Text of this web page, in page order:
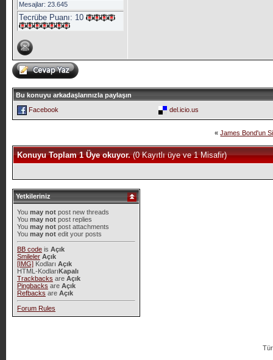
Mesajlar: 23.645
Tecrübe Puanı: 10
Bu konuyu arkadaşlarınızla paylaşın
Facebook
del.icio.us
« James Bond'un
Konuyu Toplam 1 Üye okuyor.(0 Kayıtlı üye ve 1 Misafir)
Yetkileriniz
You may notpost new threads
You may notpost replies
You may notpost attachments
You may notedit your posts
BB codeis Açık
Smileler Açık
[IMG]Kodları Açık
HTML-KodlarıKapalı
Trackbacks are Açık
Pingbacks are Açık
Refbacks are Açık
Forum Rules